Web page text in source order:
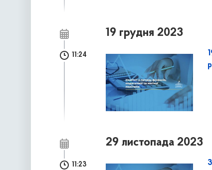
19 грудня 2023
11:24
29 листопада 2023
11:23